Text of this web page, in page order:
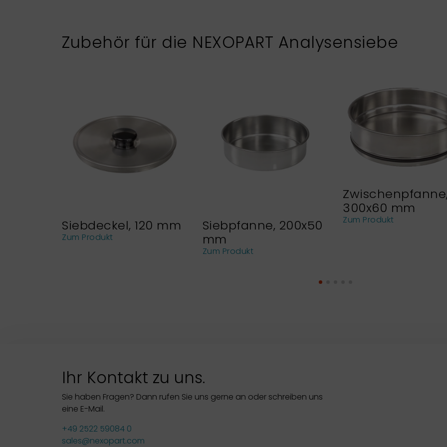
Zubehör für die NEXOPART Analysensiebe
Siebdeckel, 120 mm
Zum Produkt
Siebpfanne, 200x50
mm
Zum Produkt
300x60 mm
Zum Produkt
Ihr Kontakt zu uns.
Sie haben Fragen? Dann rufen Sie uns gerne an oder schreiben uns
eine E-Mail.
+49 2522 59084 0
sales@nexopart.com